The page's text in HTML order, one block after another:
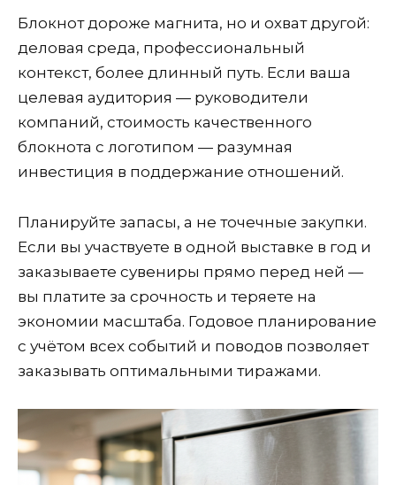
Блокнот дороже магнита, но и охват другой:
деловая среда, профессиональный
контекст, более длинный путь. Если ваша
целевая аудитория — руководители
компаний, стоимость качественного
блокнота с логотипом — разумная
инвестиция в поддержание отношений.
Планируйте запасы, а не точечные закупки.
Если вы участвуете в одной выставке в год и
заказываете сувениры прямо перед ней —
вы платите за срочность и теряете на
экономии масштаба. Годовое планирование
с учётом всех событий и поводов позволяет
заказывать оптимальными тиражами.